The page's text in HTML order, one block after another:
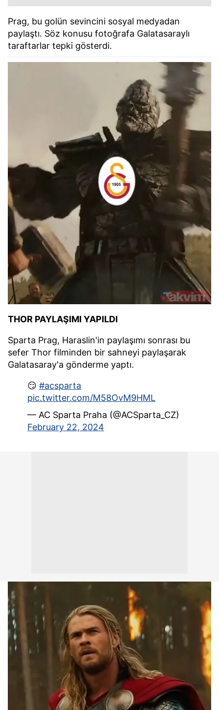
Prag, bu golün sevincini sosyal medyadan
paylaştı. Söz konusu fotoğrafa Galatasaraylı
taraftarlar tepki gösterdi.
THOR PAYLAŞIMI YAPILDI
Sparta Prag, Haraslin'in paylaşımı sonrası bu
sefer Thor filminden bir sahneyi paylaşarak
Galatasaray'a gönderme yaptı.
😏 #acsparta
pic.twitter.com/M58OvM9HML
— AC Sparta Praha (@ACSparta_CZ)
February 22, 2024